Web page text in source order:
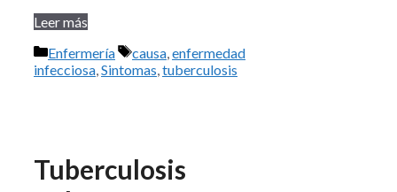
Leer más
Categorías
Enfermería Etiquetas
causa enfermedad
infecciosa Sintomas tuberculosis
Tuberculosis